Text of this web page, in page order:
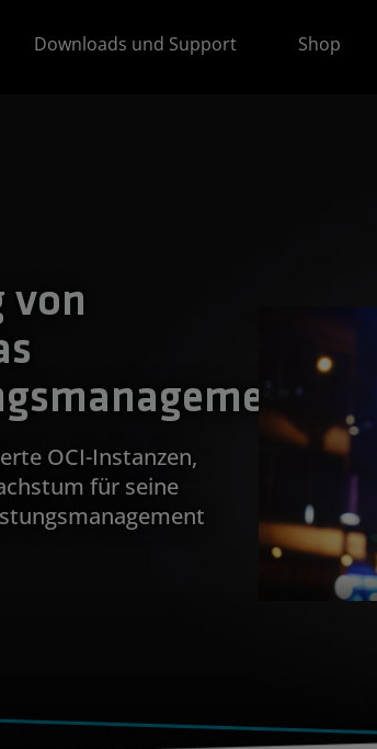
Downloads und Support Shop
von
OCI-Instanzen,
für seine